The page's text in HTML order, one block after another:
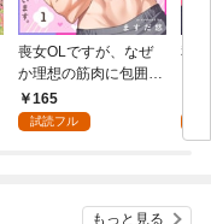
喪女OLですが、なぜ
か理想の筋肉に包囲さ
れています。(1)
165
試読フル
私
もっと見る